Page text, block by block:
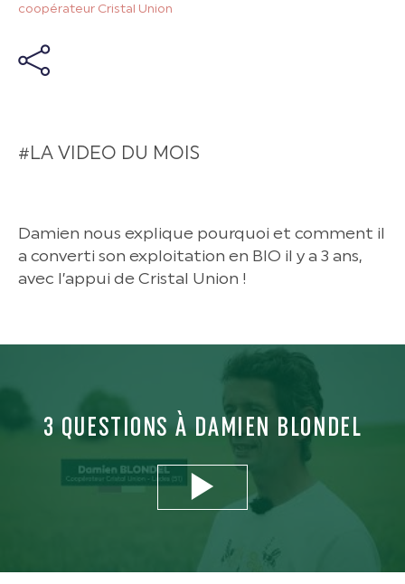
coopérateur Cristal Union
#LA VIDEO DU MOIS
Damien nous explique pourquoi et comment il
a converti son exploitation en BIO il y a 3 ans,
avec l’appui de Cristal Union !
Play
-02:31
Mute Settings
Play
3 QUESTIONS À DAMIEN BLONDEL